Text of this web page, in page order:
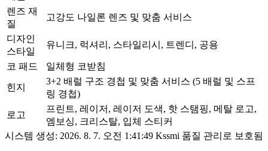
렌즈 재
질
고강도 나일론 렌즈 및 맞춤 서비스
디자인
스타일
유니크, 럭셔리, 스타일리시, 트렌디, 공용
코 패드 일체형 코받침
힌지
3+2 배럴 구조 경첩 및 맞춤 서비스 (5 배럴 및 스프
링 경첩)
로고
프린트, 레이저, 레이저 도색, 핫 스탬핑, 메탈 로고,
엠보싱, 크리스탈, 입체 스티커
시스템 생성: 2026. 8. 7. 오전 1:41:49 Kssmi 품질 관리로 보호됨